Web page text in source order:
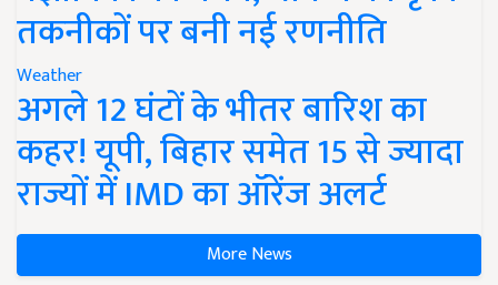
तकनीकों पर बनी नई रणनीति
Weather
अगले 12 घंटों के भीतर बारिश का
कहर! यूपी, बिहार समेत 15 से ज्यादा
राज्यों में IMD का ऑरेंज अलर्ट
More News